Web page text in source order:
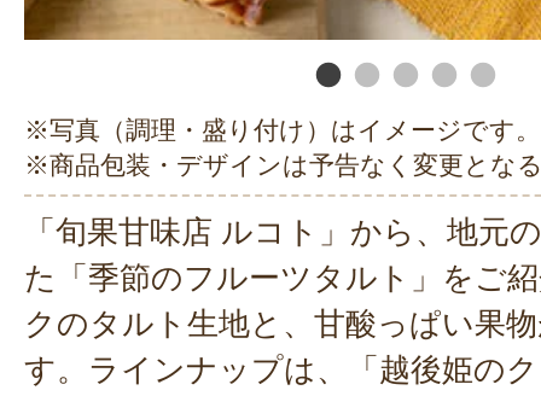
※写真（調理・盛り付け）はイメージです。
※商品包装・デザインは予告なく変更とな
「旬果甘味店 ルコト」から、地元
た「季節のフルーツタルト」をご
クのタルト生地と、甘酸っぱい果
す。ラインナップは、「越後姫の